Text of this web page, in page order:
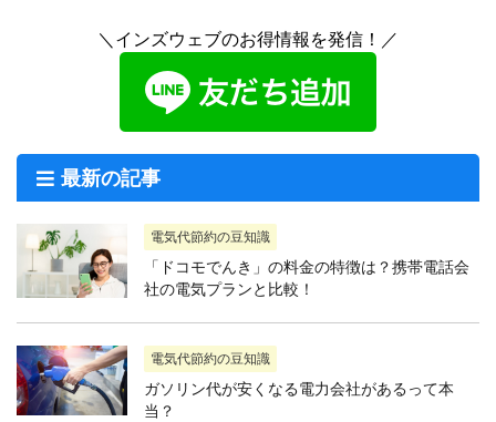
＼インズウェブのお得情報を発信！／
最新の記事
電気代節約の豆知識
「ドコモでんき」の料金の特徴は？携帯電話会
社の電気プランと比較！
電気代節約の豆知識
ガソリン代が安くなる電力会社があるって本
当？